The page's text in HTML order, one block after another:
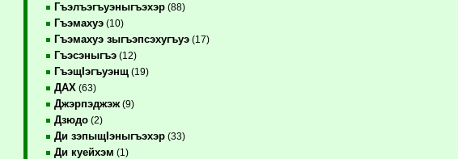
Гъэлъэгъуэныгъэхэр(88)
Гъэмахуэ(10)
Гъэмахуэ зыгъэпсэхугъуэ(17)
Гъэсэныгъэ(12)
ГъэщIэгъуэнщ(19)
ДАХ (63)
Джэрпэджэж(9)
Дзюдо(2)
Ди зэпыщIэныгъэхэр(33)
Ди куейхэм (1)